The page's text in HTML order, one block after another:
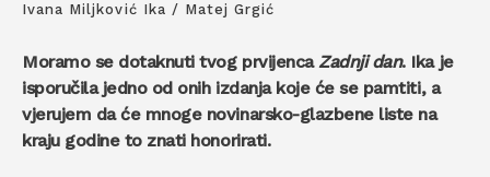
Ivana Miljković Ika / Matej Grgić
Moramo se dotaknuti tvog prvijencaZadnji dan. Ika je
isporučila jedno od onih izdanja koje će se pamtiti, a
vjerujem da će mnoge novinarsko-glazbene liste na
kraju godine to znati honorirati.